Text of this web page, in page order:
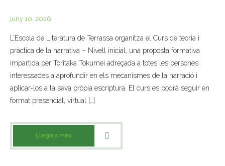
juny 10, 2026
L’Escola de Literatura de Terrassa organitza el Curs de teoria i
pràctica de la narrativa – Nivell inicial, una proposta formativa
impartida per Toritaka Tokumei adreçada a totes les persones
interessades a aprofundir en els mecanismes de la narració i
aplicar-los a la seva pròpia escriptura. El curs es podrà seguir en
format presencial, virtual […]
Llegeix més